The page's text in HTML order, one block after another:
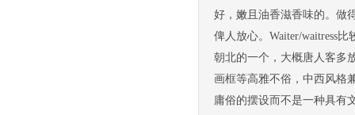
好，嫩且油香滋香味的。做
俾人放心。Waiter/waitress
朝北的一个，大概唐人客多
画框等高雅不俗，中西风格
庸俗的摆设而不是一种具有